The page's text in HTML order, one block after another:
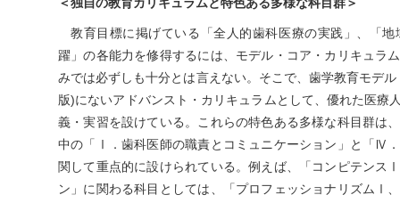
＜独自の教育カリキュラムと特色ある多様な科目群＞
教育目標に掲げている「全人的歯科医療の実践」、「
躍」の各能力を修得するには、モデル・コア・カリキュラ
みでは必ずしも十分とは言えない。そこで、歯学教育モデ
版)にないアドバンスト・カリキュラムとして、優れた医療
義・実習を設けている。これらの特色ある多様な科目群は
中の「Ⅰ．歯科医師の職責とコミュニケーション」と「Ⅳ
関して重点的に設けられている。例えば、「コンピテンス
ン」に関わる科目としては、「プロフェッショナリズムⅠ